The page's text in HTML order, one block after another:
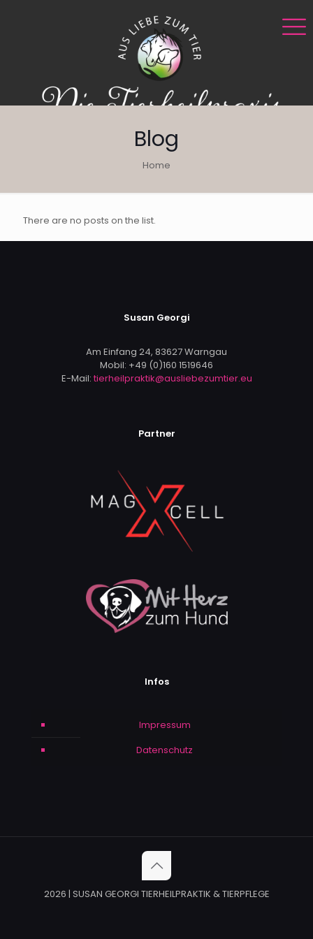
Blog
Home
There are no posts on the list.
Susan Georgi
Am Einfang 24, 83627 Warngau
Mobil: +49 (0)160 1519646
E-Mail: tierheilpraktik@ausliebezumtier.eu
Partner
Infos
Impressum
Datenschutz
2026 | SUSAN GEORGI TIERHEILPRAKTIK & TIERPFLEGE